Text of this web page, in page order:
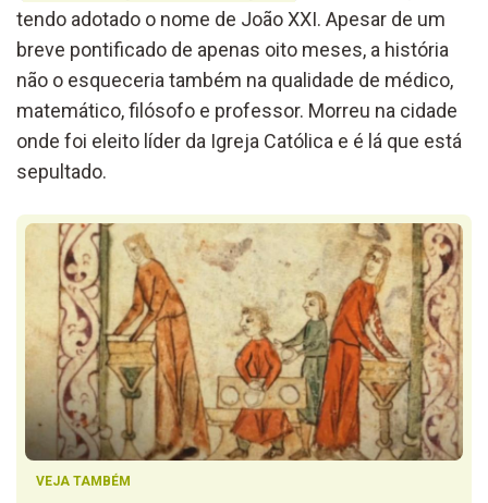
tendo adotado o nome de João XXI. Apesar de um
breve pontificado de apenas oito meses, a história
não o esqueceria também na qualidade de médico,
matemático, filósofo e professor. Morreu na cidade
onde foi eleito líder da Igreja Católica e é lá que está
sepultado.
VEJA TAMBÉM